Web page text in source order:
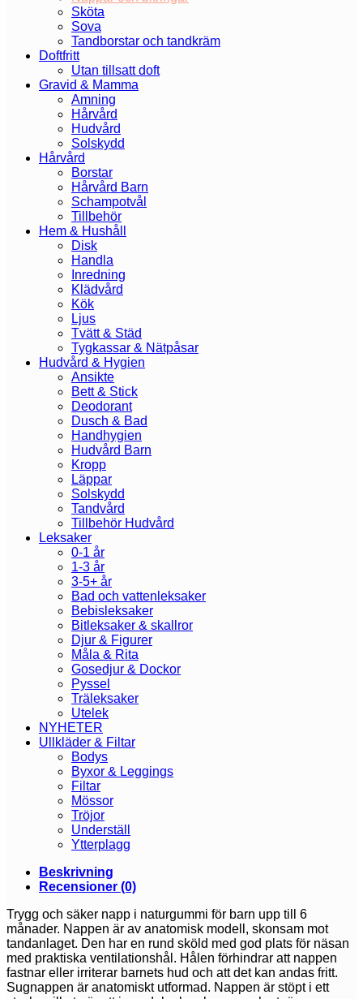
Sköta
Sova
Tandborstar och tandkräm
Doftfritt
Utan tillsatt doft
Gravid & Mamma
Amning
Hårvård
Hudvård
Solskydd
Hårvård
Borstar
Hårvård Barn
Schampotvål
Tillbehör
Hem & Hushåll
Disk
Handla
Inredning
Klädvård
Kök
Ljus
Tvätt & Städ
Tygkassar & Nätpåsar
Hudvård & Hygien
Ansikte
Bett & Stick
Deodorant
Dusch & Bad
Handhygien
Hudvård Barn
Kropp
Läppar
Solskydd
Tandvård
Tillbehör Hudvård
Leksaker
0-1 år
1-3 år
3-5+ år
Bad och vattenleksaker
Bebisleksaker
Bitleksaker & skallror
Djur & Figurer
Måla & Rita
Gosedjur & Dockor
Pyssel
Träleksaker
Utelek
NYHETER
Ullkläder & Filtar
Bodys
Byxor & Leggings
Filtar
Mössor
Tröjor
Underställ
Ytterplagg
Beskrivning
Recensioner (0)
Trygg och säker napp i naturgummi för barn upp till 6
månader. Nappen är av anatomisk modell, skonsam mot
tandanlaget. Den har en rund sköld med god plats för näsan
med praktiska ventilationshål. Hålen förhindrar att nappen
fastnar eller irriterar barnets hud och att det kan andas fritt.
Sugnappen är anatomiskt utformad. Nappen är stöpt i ett